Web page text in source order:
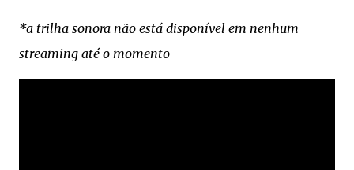
*a trilha sonora não está disponível em nenhum
streaming até o momento